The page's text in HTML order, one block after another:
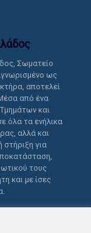
Σωματείο
ως
αποτελεί
από ένα
και
όλα τα ενήλικα
αλλά και
για
τους
και με ίσες